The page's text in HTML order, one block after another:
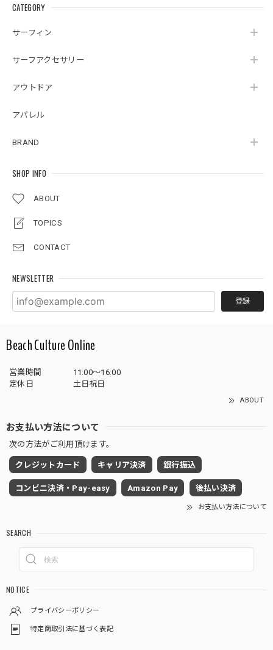
CATEGORY
サーフィン
サーフアクセサリー
アウトドア
アパレル
BRAND
SHOP INFO
ABOUT
TOPICS
CONTACT
NEWSLETTER
登録
Beach Culture Online
営業時間
11:00～16:00
定休日
土日祝日
ABOUT
お支払い方法について
次の方法がご利用頂けます。
クレジットカード キャリア決済 銀行振込
コンビニ決済・Pay-easy Amazon Pay 後払い決済
お支払い方法について
SEARCH
NOTICE
プライバシーポリシー
特定商取引法に基づく表記